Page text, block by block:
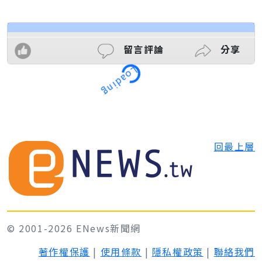
留言評論 分享
Loading
回最上層
© 2001-2026 ENews新聞網
著作權保護 | 使用條款 | 隱私權政策 | 聯絡我們